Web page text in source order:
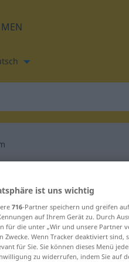
für "datum"
ist uns wichtig
716-Partner speichern und greifen
auf Ihrem Gerät zu. Durch
für die unter „Wir und unsere Partner
Zwecke. Wenn Tracker deaktiviert
für Sie. Sie können dieses Menü
zu widerrufen, indem Sie auf